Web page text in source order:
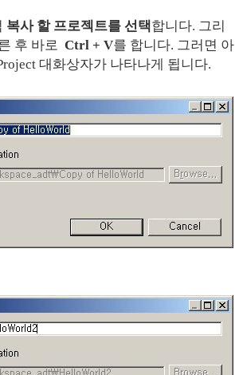
복사 할 프로젝트를 선택합니다. 그리
후 바로 Ctrl + V를 합니다. 그러면 아
대화상자가 나타나게 됩니다.